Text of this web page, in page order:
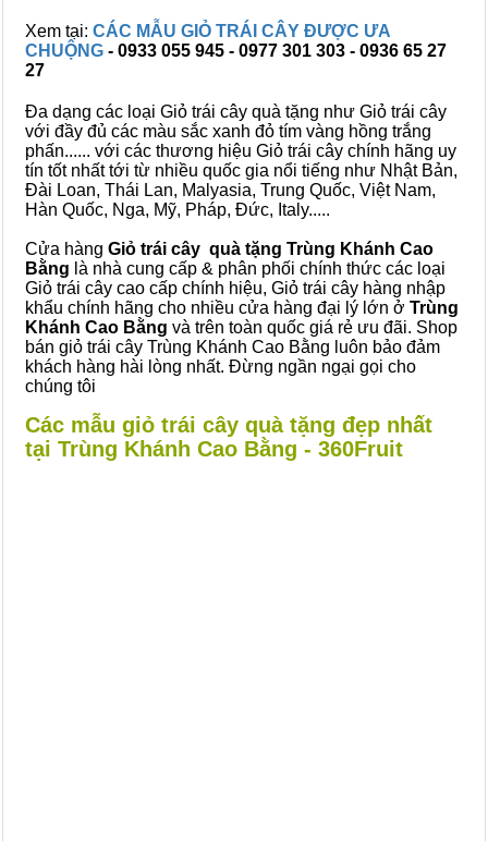
Xem tại: CÁC MẪU GIỎ TRÁI CÂY ĐƯỢC ƯA
CHUỘNG - 0933 055 945 - 0977 301 303 - 0936 65 27
27
Đa dạng các loại Giỏ trái cây quà tặng như Giỏ trái cây
với đầy đủ các màu sắc xanh đỏ tím vàng hồng trắng
phấn...... với các thương hiệu Giỏ trái cây chính hãng uy
tín tốt nhất tới từ nhiều quốc gia nổi tiếng như Nhật Bản,
Đài Loan, Thái Lan, Malyasia, Trung Quốc, Việt Nam,
Hàn Quốc, Nga, Mỹ, Pháp, Đức, Italy.....
Cửa hàng Giỏ trái cây quà tặng Trùng Khánh Cao
Bằng là nhà cung cấp & phân phối chính thức các loại
Giỏ trái cây cao cấp chính hiệu, Giỏ trái cây hàng nhập
khẩu chính hãng cho nhiều cửa hàng đại lý lớn ở Trùng
Khánh Cao Bằng và trên toàn quốc giá rẻ ưu đãi. Shop
bán giỏ trái cây Trùng Khánh Cao Bằng luôn bảo đảm
khách hàng hài lòng nhất. Đừng ngần ngại gọi cho
chúng tôi
Các mẫu giỏ trái cây quà tặng đẹp nhất
tại Trùng Khánh Cao Bằng - 360Fruit